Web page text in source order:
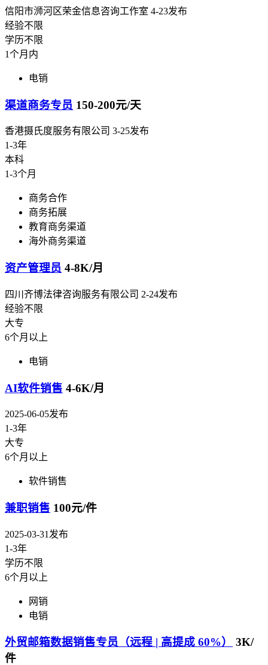
信阳市浉河区荣金信息咨询工作室 4-23发布
经验不限
学历不限
1个月内
电销
渠道商务专员 150-200元/天
香港摄氏度服务有限公司 3-25发布
1-3年
本科
1-3个月
商务合作
商务拓展
教育商务渠道
海外商务渠道
资产管理员 4-8K/月
四川齐博法律咨询服务有限公司 2-24发布
经验不限
大专
6个月以上
电销
AI软件销售 4-6K/月
2025-06-05发布
1-3年
大专
6个月以上
软件销售
兼职销售 100元/件
2025-03-31发布
1-3年
学历不限
6个月以上
网销
电销
外贸邮箱数据销售专员（远程 | 高提成 60%）
3K/
件